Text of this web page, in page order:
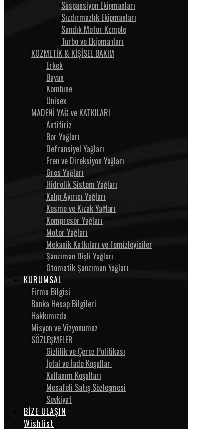
Süspansiyon Ekipmanları
Sızdırmazlık Ekipmanları
Sandık Motor Komple
Turbo ve Ekipmanları
KOZMETİK & KİŞİSEL BAKIM
Erkek
Bayan
Kombine
Unisex
MADENİ YAĞ ve KATKILARI
Antifiriz
Bor Yağları
Defransiyel Yağları
Fren ve Direksiyon Yağları
Gres Yağları
Hidrolik Sistem Yağları
Kalıp Ayırıcı Yağları
Kesme ve Kızak Yağları
Kompresör Yağları
Motor Yağları
Mekanik Katkıları ve Temizleyiciler
Şanzıman Dişli Yağları
Otomatik Şanzıman Yağları
KURUMSAL
Firma Bilgisi
Banka Hesap Bilgileri
Hakkımızda
Misyon ve Vizyonumuz
SÖZLEŞMELER
Gizlilik ve Çerez Politikası
İptal ve İade Koşulları
Kullanım Koşulları
Mesafeli Satış Sözleşmesi
Sevkiyat
BİZE ULAŞIN
Wishlist